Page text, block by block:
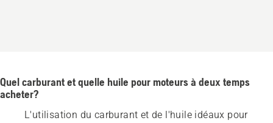
Quel carburant et quelle huile pour moteurs à deux temps
acheter?
L'utilisation du carburant et de l'huile idéaux pour